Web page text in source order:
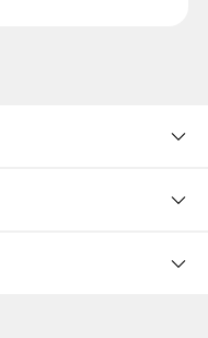
кто
выдачи в